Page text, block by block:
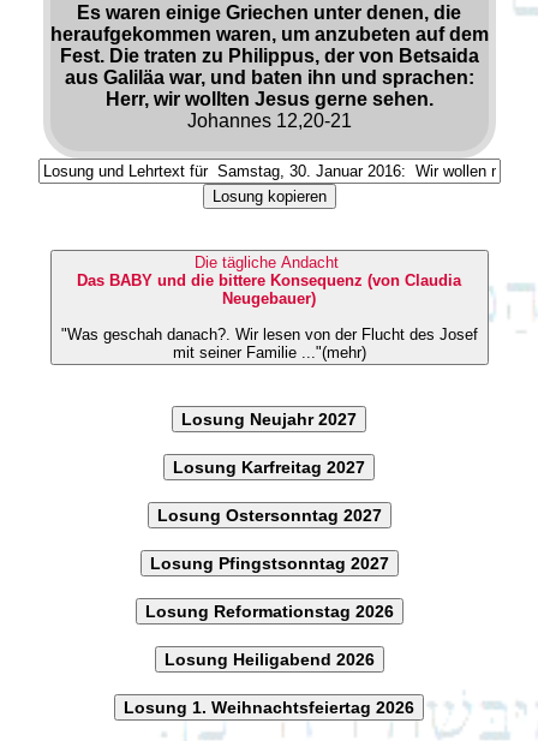
Es waren einige Griechen unter denen, die
heraufgekommen waren, um anzubeten auf dem
Fest. Die traten zu Philippus, der von Betsaida
aus Galiläa war, und baten ihn und sprachen:
Herr, wir wollten Jesus gerne sehen.
Johannes 12,20-21
Losung kopieren
Die tägliche Andacht
Das BABY und die bittere Konsequenz (von Claudia
Neugebauer)
"Was geschah danach?. Wir lesen von der Flucht des Josef
mit seiner Familie ..."(mehr)
Losung Neujahr 2027
Losung Karfreitag 2027
Losung Ostersonntag 2027
Losung Pfingstsonntag 2027
Losung Reformationstag 2026
Losung Heiligabend 2026
Losung 1. Weihnachtsfeiertag 2026